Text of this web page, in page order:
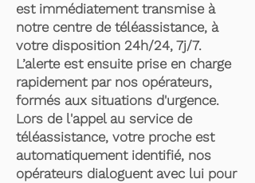
est immédiatement transmise à
notre centre de téléassistance, à
votre disposition 24h/24, 7j/7.
L’alerte est ensuite prise en charge
rapidement par nos opérateurs,
formés aux situations d'urgence.
Lors de l'appel au service de
téléassistance, votre proche est
automatiquement identifié, nos
opérateurs dialoguent avec lui pour